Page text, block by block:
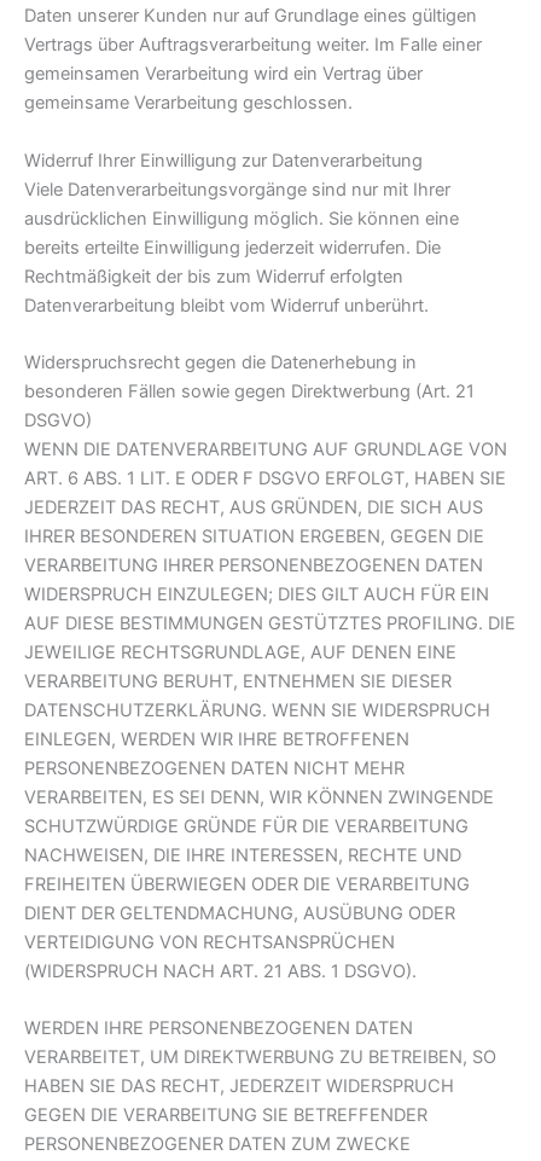
Daten unserer Kunden nur auf Grundlage eines gültigen
Vertrags über Auftragsverarbeitung weiter. Im Falle einer
gemeinsamen Verarbeitung wird ein Vertrag über
gemeinsame Verarbeitung geschlossen.
Widerruf Ihrer Einwilligung zur Datenverarbeitung
Viele Datenverarbeitungsvorgänge sind nur mit Ihrer
ausdrücklichen Einwilligung möglich. Sie können eine
bereits erteilte Einwilligung jederzeit widerrufen. Die
Rechtmäßigkeit der bis zum Widerruf erfolgten
Datenverarbeitung bleibt vom Widerruf unberührt.
Widerspruchsrecht gegen die Datenerhebung in
besonderen Fällen sowie gegen Direktwerbung (Art. 21
DSGVO)
WENN DIE DATENVERARBEITUNG AUF GRUNDLAGE VON
ART. 6 ABS. 1 LIT. E ODER F DSGVO ERFOLGT, HABEN SIE
JEDERZEIT DAS RECHT, AUS GRÜNDEN, DIE SICH AUS
IHRER BESONDEREN SITUATION ERGEBEN, GEGEN DIE
VERARBEITUNG IHRER PERSONENBEZOGENEN DATEN
WIDERSPRUCH EINZULEGEN; DIES GILT AUCH FÜR EIN
AUF DIESE BESTIMMUNGEN GESTÜTZTES PROFILING. DIE
JEWEILIGE RECHTSGRUNDLAGE, AUF DENEN EINE
VERARBEITUNG BERUHT, ENTNEHMEN SIE DIESER
DATENSCHUTZERKLÄRUNG. WENN SIE WIDERSPRUCH
EINLEGEN, WERDEN WIR IHRE BETROFFENEN
PERSONENBEZOGENEN DATEN NICHT MEHR
VERARBEITEN, ES SEI DENN, WIR KÖNNEN ZWINGENDE
SCHUTZWÜRDIGE GRÜNDE FÜR DIE VERARBEITUNG
NACHWEISEN, DIE IHRE INTERESSEN, RECHTE UND
FREIHEITEN ÜBERWIEGEN ODER DIE VERARBEITUNG
DIENT DER GELTENDMACHUNG, AUSÜBUNG ODER
VERTEIDIGUNG VON RECHTSANSPRÜCHEN
(WIDERSPRUCH NACH ART. 21 ABS. 1 DSGVO).
WERDEN IHRE PERSONENBEZOGENEN DATEN
VERARBEITET, UM DIREKTWERBUNG ZU BETREIBEN, SO
HABEN SIE DAS RECHT, JEDERZEIT WIDERSPRUCH
GEGEN DIE VERARBEITUNG SIE BETREFFENDER
PERSONENBEZOGENER DATEN ZUM ZWECKE